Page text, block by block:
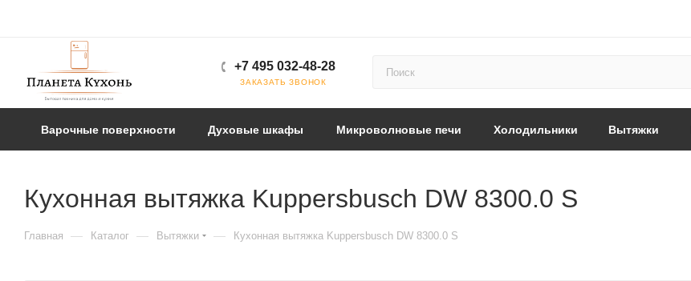
+7 495 032-48-28
ЗАКАЗАТЬ ЗВОНОК
Варочные поверхности Духовые шкафы Микроволновые печи Холодильники Вытяжки
Кухонная вытяжка Kuppersbusch DW 8300.0 S
Главная — Каталог — Вытяжки — Кухонная вытяжка Kuppersbusch DW 8300.0 S